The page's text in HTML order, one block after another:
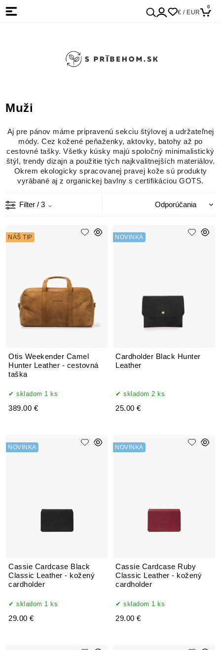
€ / EUR
0
Muži
Aj pre pánov máme pripravenú sekciu štýlovej a udržateľnej
módy. Cez kožené peňaženky, aktovky, batohy až po
cestovné tašky. Všetky kúsky majú spoločný minimalistický
štýl, trendy dizajn a použitie tých najkvalitnejších materiálov.
Okrem ekologicky spracovanej pravej kože sú produkty
vyrábané aj z organickej bavlny s certifikáciou GOTS.
Filter / 3
Otis Weekender Camel
Hunter Leather - cestovná
taška
NÁŠ TIP
skladom 1 ks
389.00 €
Cardholder Black Hunter
Leather
NOVINKA
skladom 2 ks
25.00 €
Cassie Cardcase Black
Classic Leather - kožený
cardholder
NOVINKA
skladom 1 ks
29.00 €
Cassie Cardcase Ruby
Classic Leather - kožený
cardholder
NOVINKA
skladom 1 ks
29.00 €